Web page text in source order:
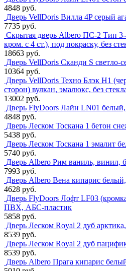
4848 руб.
Дверь VellDoris Вилла 4P серый
7735 руб.
Скрытая дверь Albero ПС-2 Тип
кром. с 4 ст.), под покраску, без
18663 руб.
Дверь VellDoris Сканди S светло-
10364 руб.
Дверь VellDoris Техно Блэк H1
сторон) вулкан, эмалюкс, без
13002 руб.
Дверь FlyDoors Лайн LN01
4848 руб.
Дверь Леском Тоскана 1 бетон
5438 руб.
Дверь Леском Тоскана 1 эмалит
5740 руб.
Дверь Albero Рим ваниль, винил,
7993 руб.
Дверь Albero Вена кипарис
4628 руб.
Дверь FlyDoors Лофт LF03
ПВХ, АБС-пластик
5858 руб.
Дверь Леском Royal 2 дуб
8539 руб.
Дверь Леском Royal 2 дуб
8539 руб.
Дверь Albero Прага кипарис